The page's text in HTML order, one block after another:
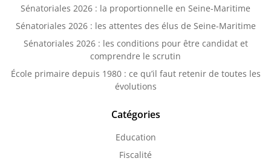
Sénatoriales 2026 : la proportionnelle en Seine-Maritime
Sénatoriales 2026 : les attentes des élus de Seine-Maritime
Sénatoriales 2026 : les conditions pour être candidat et
comprendre le scrutin
École primaire depuis 1980 : ce qu’il faut retenir de toutes les
évolutions
Catégories
Education
Fiscalité